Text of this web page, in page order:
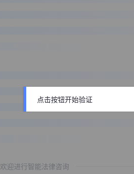
欢迎进行智能法律咨询
点击按钮开始验证